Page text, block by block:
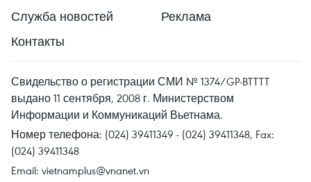
Служба новостей
Реклама
Контакты
Свидельство о регистрации СМИ № 1374/GP-BTTTT
выдано 11 сентября, 2008 г. Министерством
Информации и Коммуникаций Вьетнама.
Номер телефона: (024) 39411349 - (024) 39411348, Fax:
(024) 39411348
Email: vietnamplus@vnanet.vn